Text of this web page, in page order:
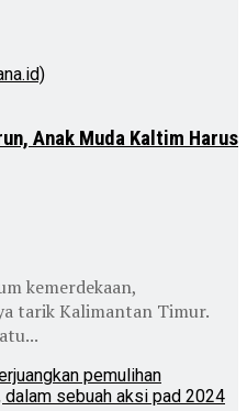
Anak Muda Kaltim Harus
kemerdekaan,
tarik Kalimantan Timur.